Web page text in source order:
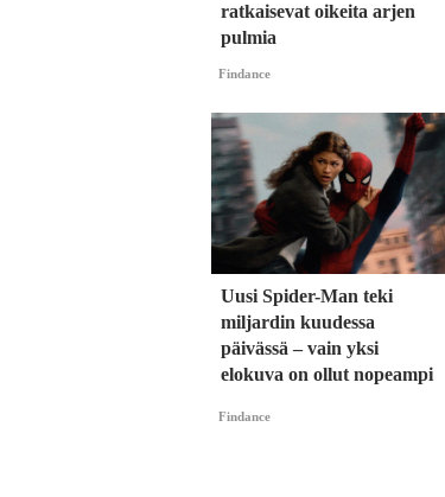
ratkaisevat oikeita arjen
pulmia
Findance
Uusi Spider-Man teki
miljardin kuudessa
päivässä – vain yksi
elokuva on ollut nopeampi
Findance